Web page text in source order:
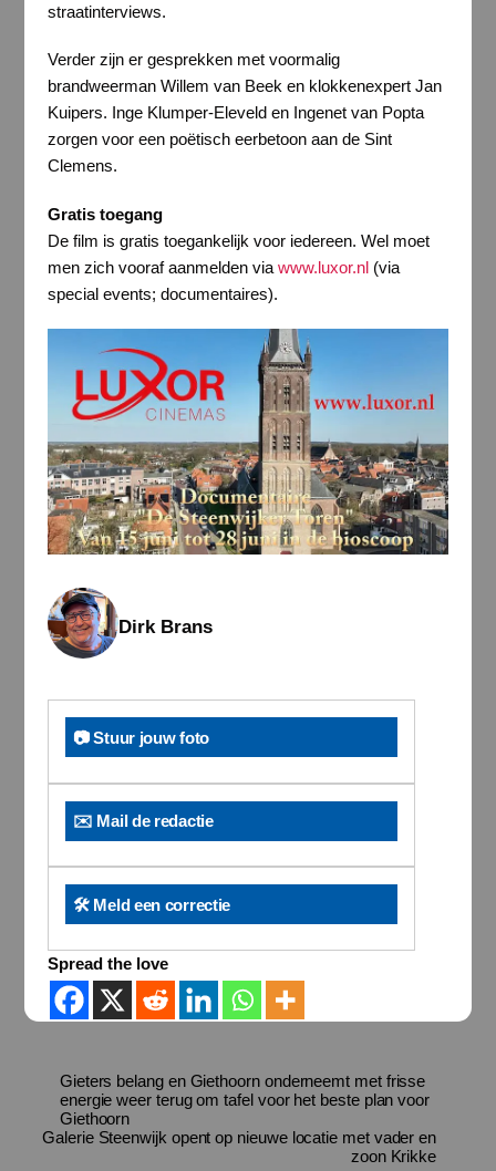
straatinterviews.
Verder zijn er gesprekken met voormalig
brandweerman Willem van Beek en klokkenexpert Jan
Kuipers. Inge Klumper-Eleveld en Ingenet van Popta
zorgen voor een poëtisch eerbetoon aan de Sint
Clemens.
Gratis toegang
De film is gratis toegankelijk voor iedereen. Wel moet
men zich vooraf aanmelden via www.luxor.nl(via
special events; documentaires).
Dirk Brans
📷 Stuur jouw foto
✉️ Mail de redactie
🛠️ Meld een correctie
Spread the love
Gieters belang en Giethoorn onderneemt met frisse
energie weer terug om tafel voor het beste plan voor
Giethoorn
Galerie Steenwijk opent op nieuwe locatie met vader en
zoon Krikke